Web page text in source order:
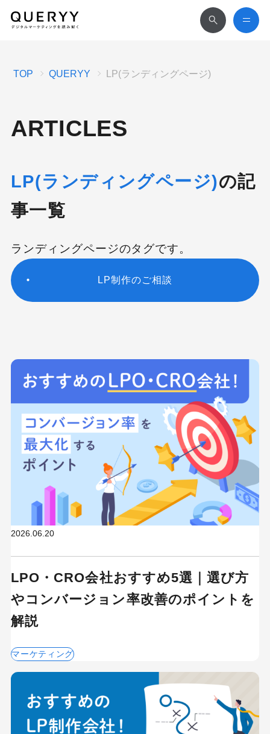
TOP QUERYY LP(ランディングページ)
ARTICLES
LP(ランディングページ)の記
事一覧
ランディングページのタグです。
LP制作のご相談
2026.06.20
LPO・CRO会社おすすめ5選｜選び方
やコンバージョン率改善のポイントを
解説
マーケティング